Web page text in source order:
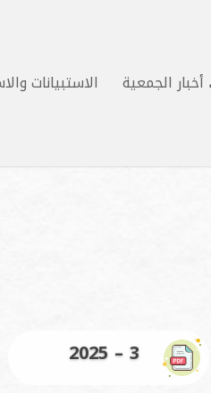
أخبار الجمعية الاستبيانات
2025 – 3